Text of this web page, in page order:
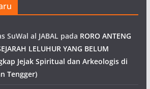
SuWal al JABALpada RORO ANTENG
LELUHUR YANG BELUM
Jejak Spiritual dan Arkeologis di
Tengger)